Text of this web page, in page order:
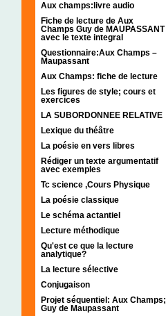
Aux champs:livre audio
Fiche de lecture de Aux
Champs Guy de MAUPASSANT
avec le texte integral
Questionnaire:Aux Champs –
Maupassant
Aux Champs: fiche de lecture
Les figures de style; cours et
exercices
LA SUBORDONNEE RELATIVE
Lexique du théâtre
La poésie en vers libres
Rédiger un texte argumentatif
avec exemples
Tc science ,Cours Physique
La poésie classique
Le schéma actantiel
Lecture méthodique
Qu'est ce que la lecture
analytique?
La lecture sélective
Conjugaison
Projet séquentiel: Aux Champs;
Guy de Maupassant